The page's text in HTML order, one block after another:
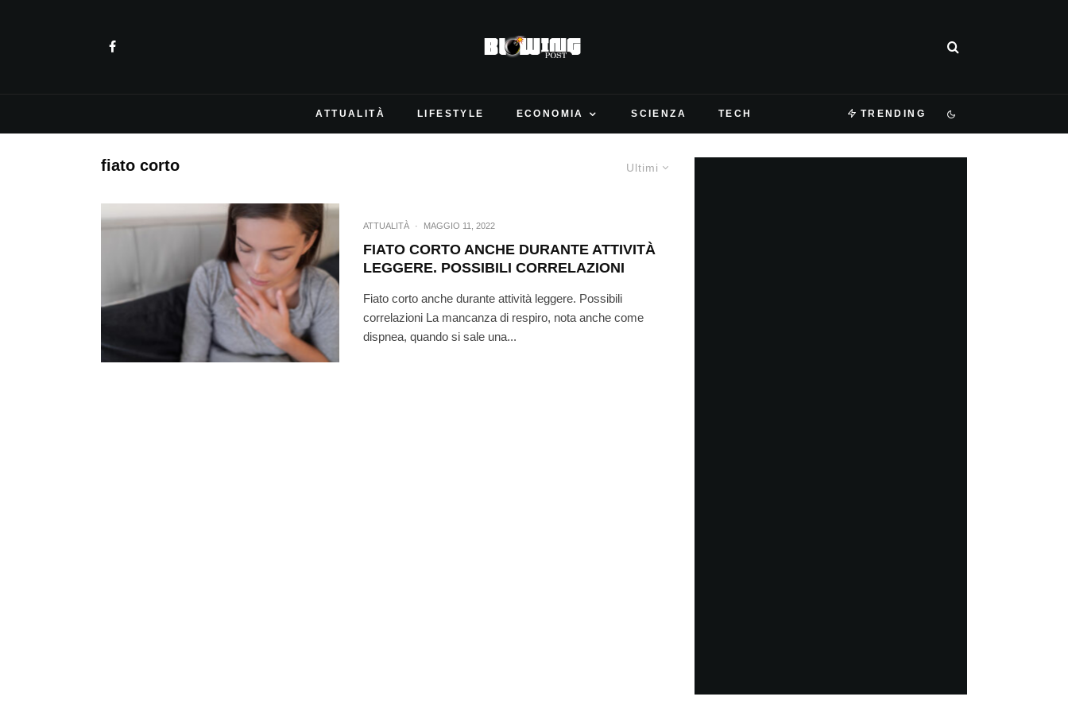
ATTUALITÀ LIFESTYLE ECONOMIA SCIENZA TECH TRENDING
Ultimi
fiato corto
ATTUALITÀ · MAGGIO 11, 2022
FIATO CORTO ANCHE DURANTE ATTIVITÀ
LEGGERE. POSSIBILI CORRELAZIONI
Fiato corto anche durante attività leggere. Possibili
correlazioni La mancanza di respiro, nota anche come
dispnea, quando si sale una...